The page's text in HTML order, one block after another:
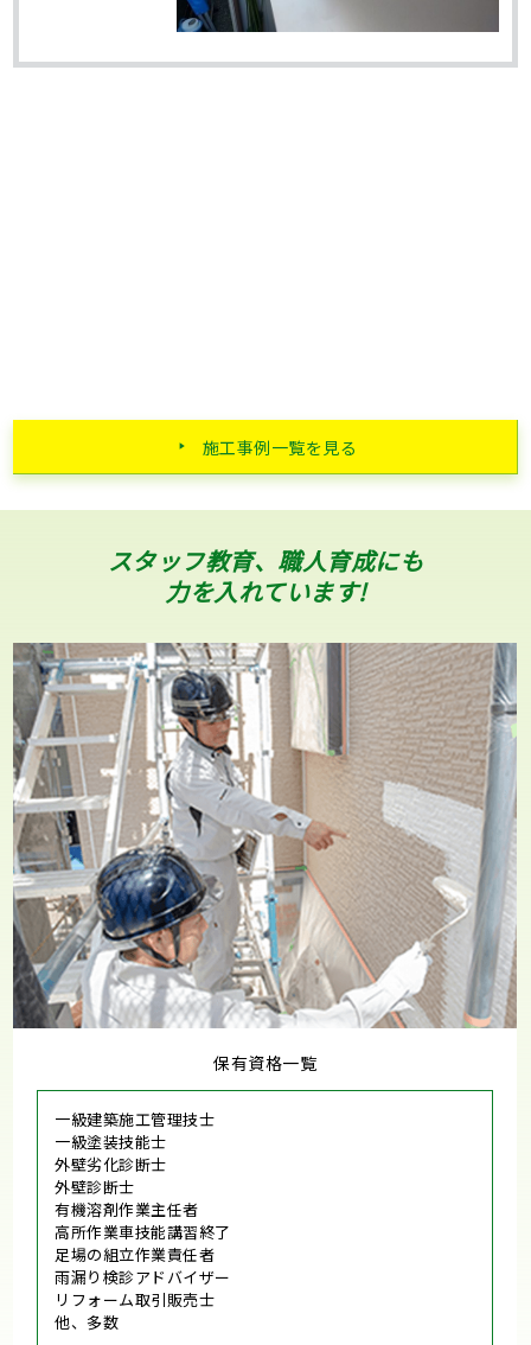
施工事例一覧を見る
スタッフ教育、職人育成にも
力を入れています!
保有資格一覧
一級建築施工管理技士
一級塗装技能士
外壁劣化診断士
外壁診断士
有機溶剤作業主任者
高所作業車技能講習終了
足場の組立作業責任者
雨漏り検診アドバイザー
リフォーム取引販売士
他、多数